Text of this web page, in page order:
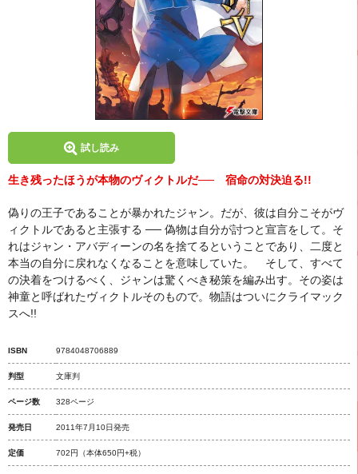
試し読み
生き残ったほうが本物のヴィクトルだ── 宿命の対決迫る!!
偽りの王子であることが暴かれたジャン。だが、彼は自分こそがヴ
ィクトルであると主張する ── 偽物は自分が討つと宣言をして。そ
れはジャン・アバディーンの名を捨てるということであり、二度と
本当の自分に戻れなくなることを意味していた。 そして、すべて
の決着をつけるべく、ジャンは驚くべき秘策を編み出す。その姿は
神童と呼ばれたヴィクトルそのもので。物語はついにクライマック
スへ!!
ISBN 9784048706889
判型 文庫判
ページ数 328ページ
発売日 2011年7月10日発売
定価 702円 （本体650円+税）